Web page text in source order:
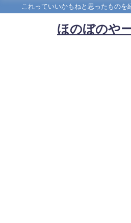
これっていいかもねと思ったものを
ほのぼのや